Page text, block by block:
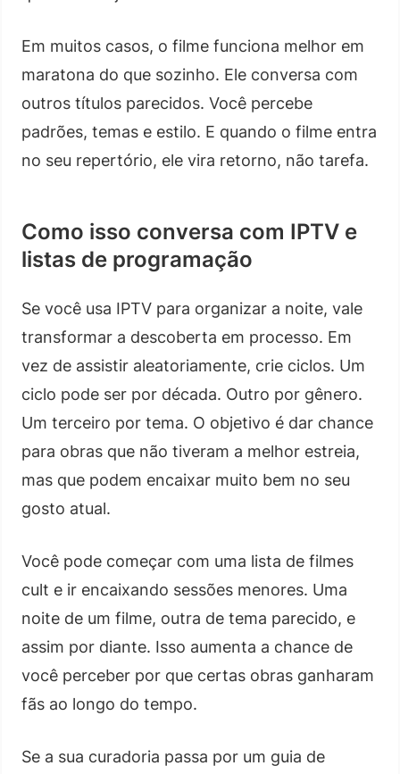
Em muitos casos, o filme funciona melhor em
maratona do que sozinho. Ele conversa com
outros títulos parecidos. Você percebe
padrões, temas e estilo. E quando o filme entra
no seu repertório, ele vira retorno, não tarefa.
Como isso conversa com IPTV e
listas de programação
Se você usa IPTV para organizar a noite, vale
transformar a descoberta em processo. Em
vez de assistir aleatoriamente, crie ciclos. Um
ciclo pode ser por década. Outro por gênero.
Um terceiro por tema. O objetivo é dar chance
para obras que não tiveram a melhor estreia,
mas que podem encaixar muito bem no seu
gosto atual.
Você pode começar com uma lista de filmes
cult e ir encaixando sessões menores. Uma
noite de um filme, outra de tema parecido, e
assim por diante. Isso aumenta a chance de
você perceber por que certas obras ganharam
fãs ao longo do tempo.
Se a sua curadoria passa por um guia de